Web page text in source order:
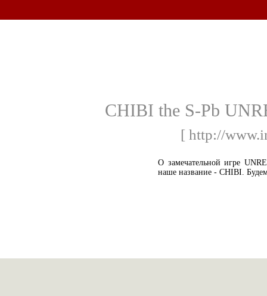
CHIBI the S-Pb
[ http://
О замечательной игре
наше название - CHIBI.